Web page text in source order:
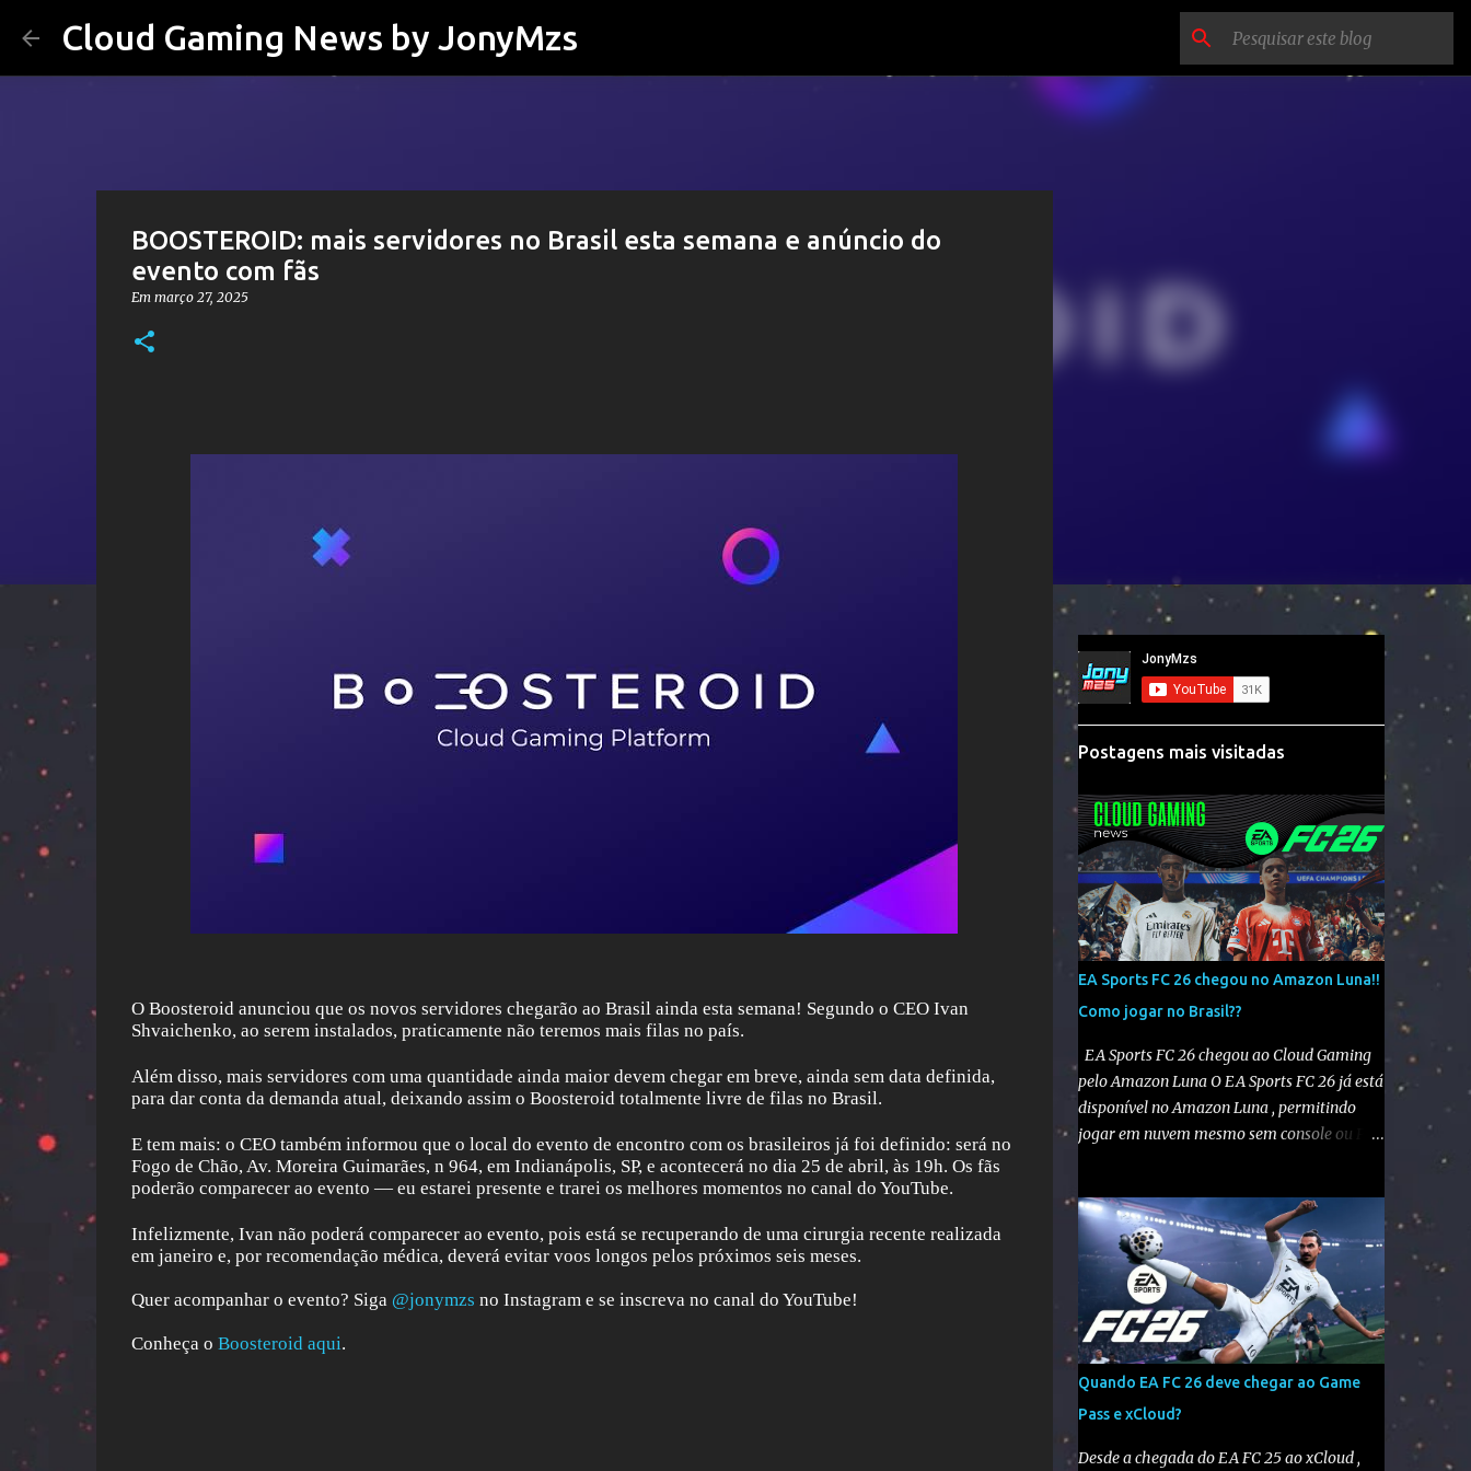
Cloud Gaming News by JonyMzs
BOOSTEROID: mais servidores no Brasil esta semana e anúncio do
evento com fãs
Em março 27, 2025
O Boosteroid anunciou que os novos servidores chegarão ao Brasil ainda esta semana! Segundo o CEO Ivan
Shvaichenko, ao serem instalados, praticamente não teremos mais filas no país.
Além disso, mais servidores com uma quantidade ainda maior devem chegar em breve, ainda sem data definida,
para dar conta da demanda atual, deixando assim o Boosteroid totalmente livre de filas no Brasil.
E tem mais: o CEO também informou que o local do evento de encontro com os brasileiros já foi definido: será no
Fogo de Chão, Av. Moreira Guimarães, n 964, em Indianápolis, SP, e acontecerá no dia 25 de abril, às 19h. Os fãs
poderão comparecer ao evento — eu estarei presente e trarei os melhores momentos no canal do YouTube.
Infelizmente, Ivan não poderá comparecer ao evento, pois está se recuperando de uma cirurgia recente realizada
em janeiro e, por recomendação médica, deverá evitar voos longos pelos próximos seis meses.
Quer acompanhar o evento? Siga @jonymzs no Instagram e se inscreva no canal do YouTube!
Conheça o Boosteroid aqui.
Postagens mais visitadas
EA Sports FC 26 chegou no Amazon Luna!!
Como jogar no Brasil??
EA Sports FC 26 chegou ao Cloud Gaming
pelo Amazon Luna O EA Sports FC 26 já está
disponível no Amazon Luna , permitindo
jogar em nuvem mesmo sem console ou PC
necessário seguir alguns passos para
configurar e aproveitar o jogo. Passo a passo
para jogar EA Sports FC 26 no Amazon Luna
1️⃣ Alterar a região da conta Amazon Acesse
sua conta Amazon em amazon.com . Vá em
“Sua Conta” > “Gerenciar Conteúdo e
Dispositivos” . No menu “Preferências” ,
altere o país/região para Estados Unidos .
Salve as alterações. Você também precisará
ter um endereço nos EUA , mesmo que
Quando EA FC 26 deve chegar ao Game
Pass e xCloud?
Desde a chegada do EA FC 25 ao xCloud ,